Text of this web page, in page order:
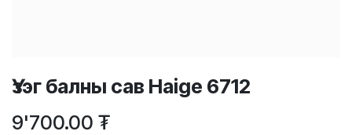
Үзэг балны сав Haige 6712
9'700.00 ₮